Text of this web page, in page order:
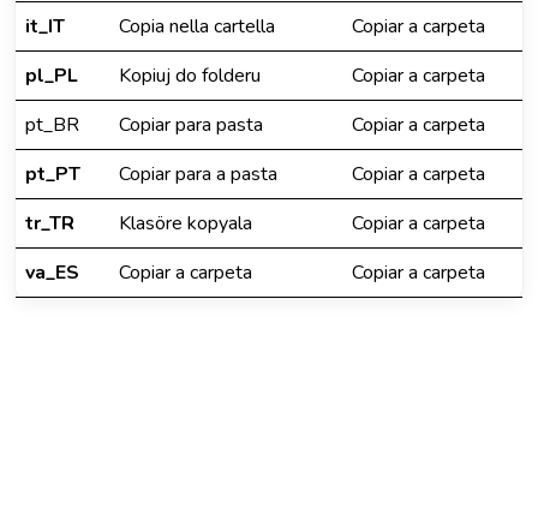
it_IT
Copia nella cartella
Copiar a carpeta
pl_PL
Kopiuj do folderu
Copiar a carpeta
pt_BR
Copiar para pasta
Copiar a carpeta
pt_PT
Copiar para a pasta
Copiar a carpeta
tr_TR
Klasöre kopyala
Copiar a carpeta
va_ES
Copiar a carpeta Copiar a carpeta